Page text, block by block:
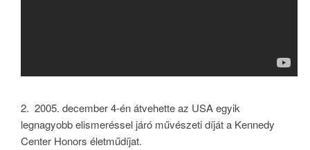
2. 2005. december 4-én átvehette az USA egyik
legnagyobb elismeréssel járó művészeti díját a Kennedy
Center Honors életműdíjat.